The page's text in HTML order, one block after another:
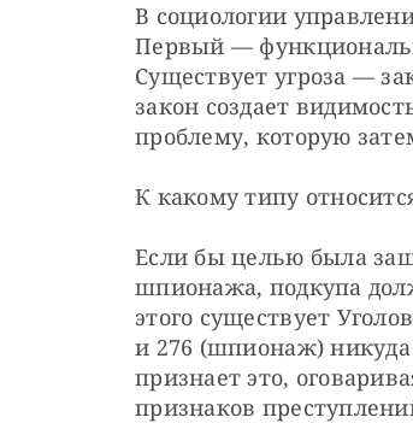
В социологии
Первый —
Существует угроза —
закон создает
проблему, которую
К какому типу
Если бы целью была
шпионажа, подкупа
этого существует
и 276 (шпионаж) никуда
признает это,
признаков